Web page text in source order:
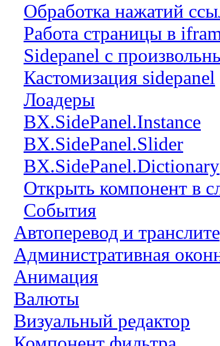
Обработка нажатий
Работа страницы в
Sidepanel с
Кастомизация sidepanel
Лоадеры
BX.SidePanel.Instance
BX.SidePanel.Slider
BX.SidePanel.Dictionary
Открыть компонент в
События
Автоперевод и
Административная
Анимация
Валюты
Визуальный редактор